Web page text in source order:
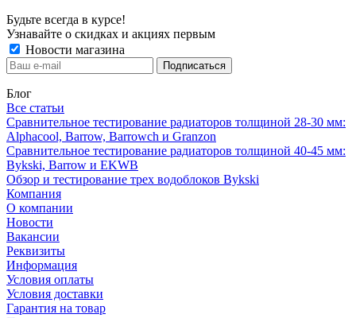
Будьте всегда в курсе!
Узнавайте о скидках и акциях первым
Новости магазина
Блог
Все статьи
Сравнительное тестирование радиаторов толщиной 28-30 мм:
Alphacool, Barrow, Barrowch и Granzon
Сравнительное тестирование радиаторов толщиной 40-45 мм:
Bykski, Barrow и EKWB
Обзор и тестирование трех водоблоков Bykski
Компания
О компании
Новости
Вакансии
Реквизиты
Информация
Условия оплаты
Условия доставки
Гарантия на товар